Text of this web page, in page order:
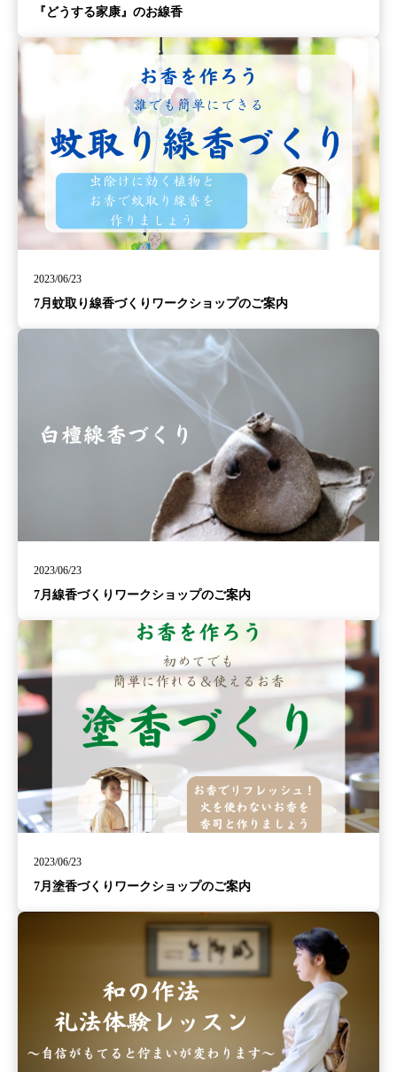
『どうする家康』のお線香
2023/06/23
7月蚊取り線香づくりワークショップのご案内
2023/06/23
7月線香づくりワークショップのご案内
2023/06/23
7月塗香づくりワークショップのご案内